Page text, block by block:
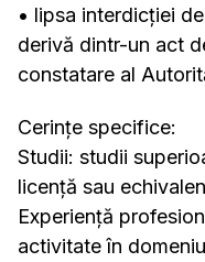
• lipsa interdicţiei
derivă dintr-un act
constatare al
Cerinţe specifice:
Studii: studii
licență sau
Experienţă
activitate în